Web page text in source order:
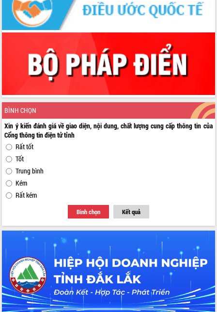
BÌNH CHỌN
Xin ý kiến đánh giá về giao diện, nội dung, chất lượng cung cấp thông tin của
Cổng thông tin điện tử tỉnh
Rất tốt
Tốt
Trung bình
Kém
Rất kém
Bình chọn Kết quả